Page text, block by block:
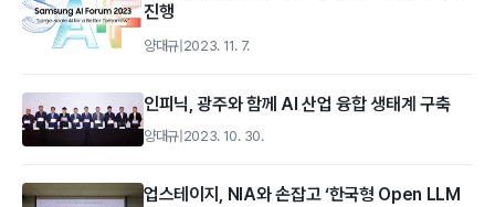
진행
양대규 2023. 11. 7.
인피닉, 광주와 함께 AI 산업 융합 생태계 구축
양대규 2023. 10. 30.
업스테이지, NIA와 손잡고 ‘한국형 Open LLM